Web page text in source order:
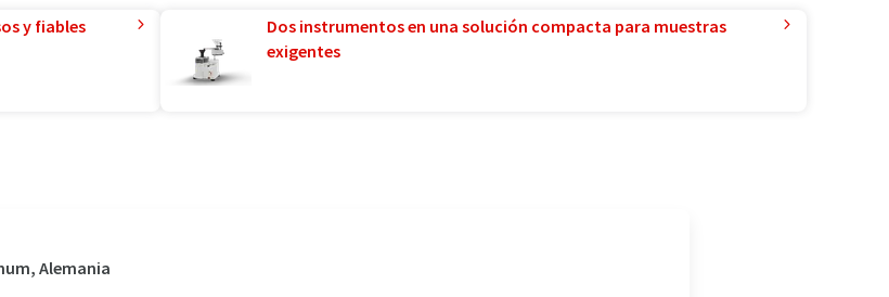
y fiables
Dos instrumentos en una solución compacta para muestras
exigentes
Alemania